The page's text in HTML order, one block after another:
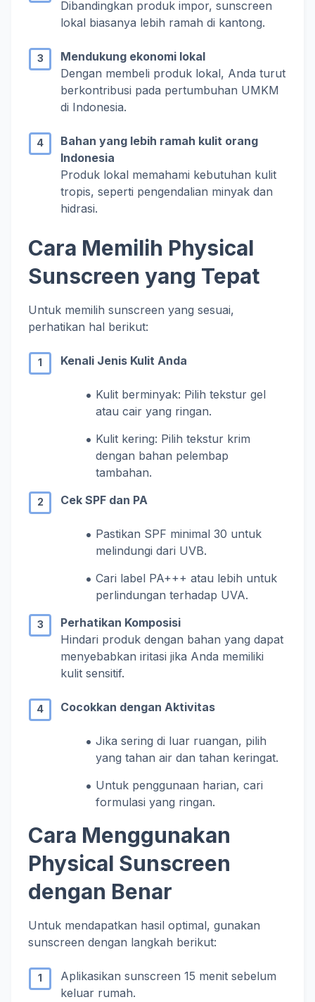
Dibandingkan produk impor, sunscreen
lokal biasanya lebih ramah di kantong.
Mendukung ekonomi lokal
Dengan membeli produk lokal, Anda turut
berkontribusi pada pertumbuhan UMKM
di Indonesia.
Bahan yang lebih ramah kulit orang
Indonesia
Produk lokal memahami kebutuhan kulit
tropis, seperti pengendalian minyak dan
hidrasi.
Cara Memilih Physical
Sunscreen yang Tepat
Untuk memilih sunscreen yang sesuai,
perhatikan hal berikut:
Kenali Jenis Kulit Anda
Kulit berminyak: Pilih tekstur gel
atau cair yang ringan.
Kulit kering: Pilih tekstur krim
dengan bahan pelembap
tambahan.
Cek SPF dan PA
Pastikan SPF minimal 30 untuk
melindungi dari UVB.
Cari label PA+++ atau lebih untuk
perlindungan terhadap UVA.
Perhatikan Komposisi
Hindari produk dengan bahan yang dapat
menyebabkan iritasi jika Anda memiliki
kulit sensitif.
Cocokkan dengan Aktivitas
Jika sering di luar ruangan, pilih
yang tahan air dan tahan keringat.
Untuk penggunaan harian, cari
formulasi yang ringan.
Cara Menggunakan
Physical Sunscreen
dengan Benar
Untuk mendapatkan hasil optimal, gunakan
sunscreen dengan langkah berikut:
Aplikasikan sunscreen 15 menit sebelum
keluar rumah.